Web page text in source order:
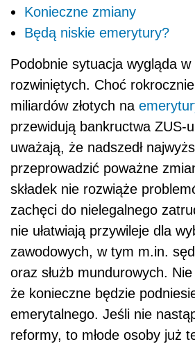
Konieczne zmiany
Będą niskie emerytury?
Podobnie sytuacja wygląda
rozwiniętych. Choć
miliardów złotych na
przewidują bankructwa ZUS-
uważają, że nadszedł
przeprowadzić poważne
składek nie rozwiąże
zachęci do nielegalnego
nie ułatwiają przywileje dla
zawodowych, w tym m.in.
oraz służb mundurowych.
że konieczne będzie
emerytalnego. Jeśli nie
reformy, to młode osoby już